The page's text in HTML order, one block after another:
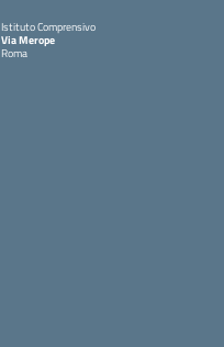
Istituto Comprensivo
Via Merope
Roma